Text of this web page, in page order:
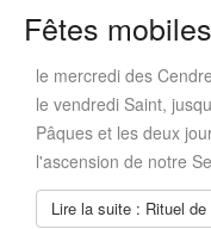
Fêtes mobiles
le mercredi des
le vendredi Saint,
Pâques et les deux
l'ascension de notre
Lire la suite : Rituel